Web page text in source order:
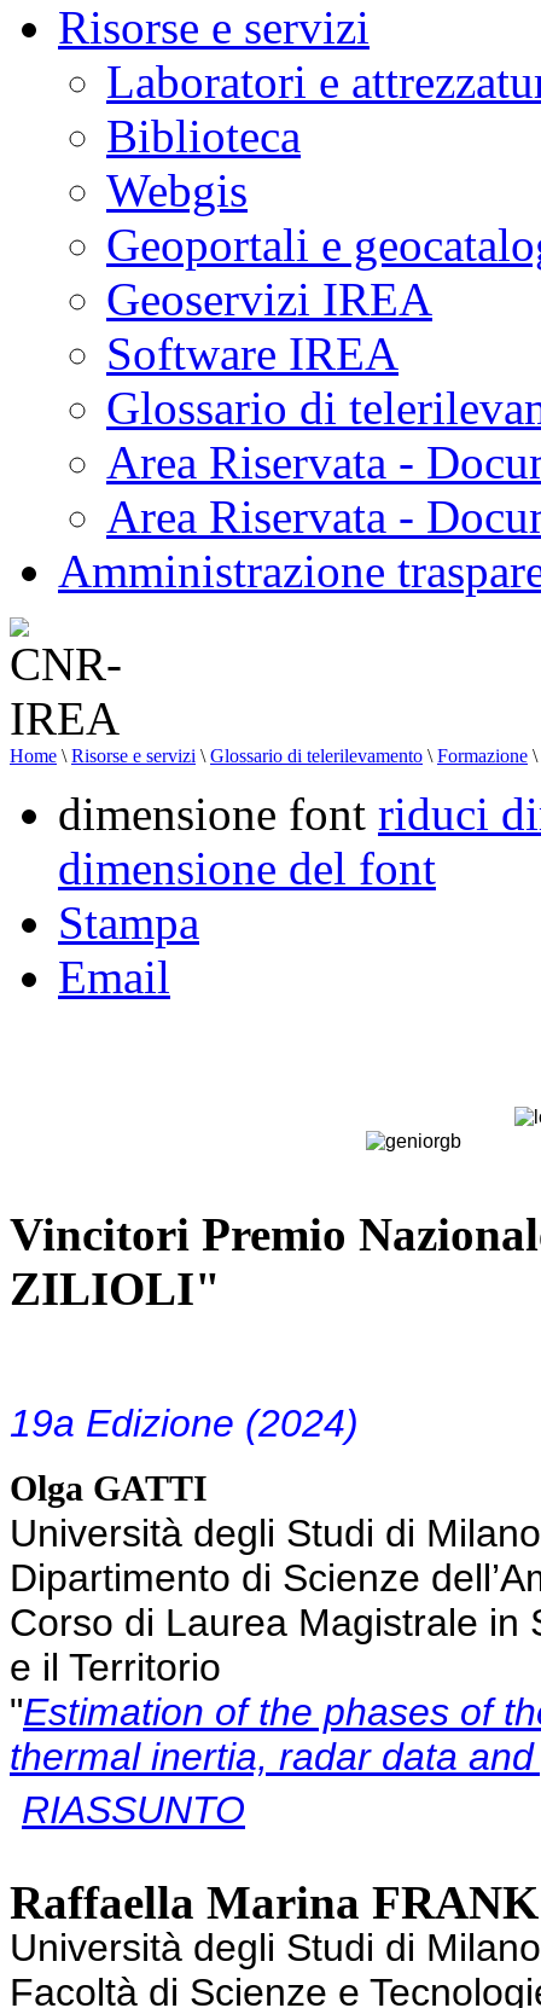
Risorse e servizi
Laboratori e
Biblioteca
Webgis
Geoportali e
Geoservizi IREA
Software IREA
Glossario di
Area Riservata -
Area Riservata -
Amministrazione
Home \ Risorse e servizi \ Glossario di telerilevamento \ Formazione \
dimensione font riduci
dimensione del font
Stampa
Email
Vincitori Premio
ZILIOLI"
19a Edizione (2024)
Olga GATTI
Università degli Studi di
Dipartimento di Scienze
Corso di Laurea Magistrale in
e il Territorio
"Estimation of the phases of
thermal inertia, radar data
RIASSUNTO
Raffaella Marina FRANK
Università degli Studi di
Facoltà di Scienze e